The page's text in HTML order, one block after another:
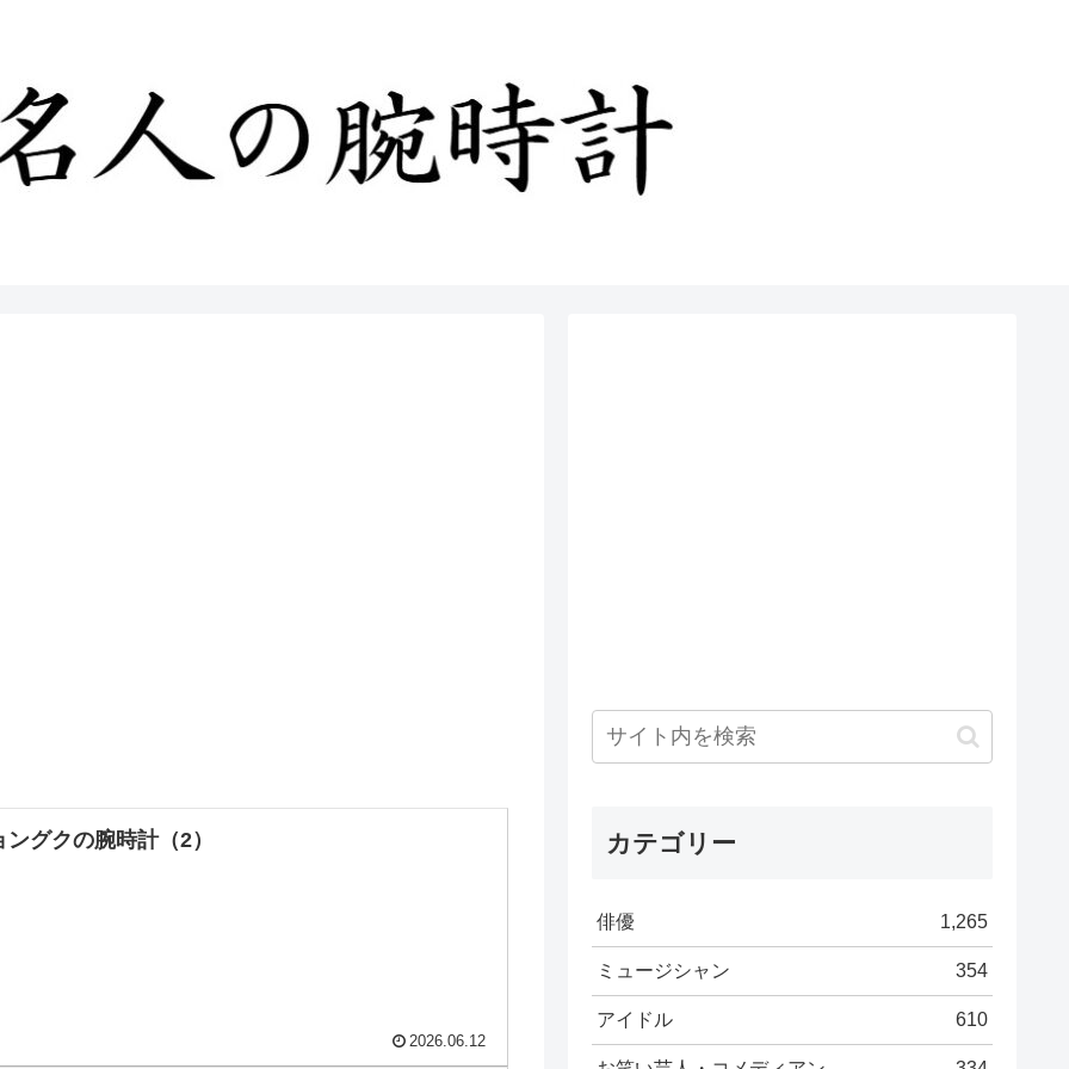
ングクの腕時計（2）
2026.06.12
カテゴリー
俳優 1,265
ミュージシャン 354
アイドル 610